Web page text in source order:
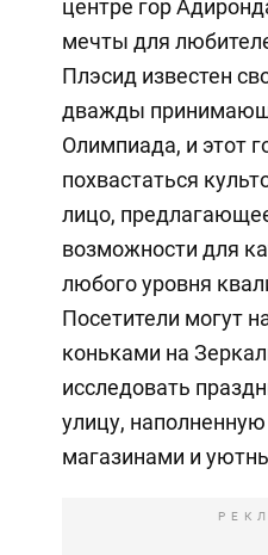
центре гор
мечты для
Плэсид известен
дважды
Олимпиада, и этот
похвастаться
лицо,
возможности для
любого уровня
Посетители могут
коньками на
исследовать
улицу,
магазинами и